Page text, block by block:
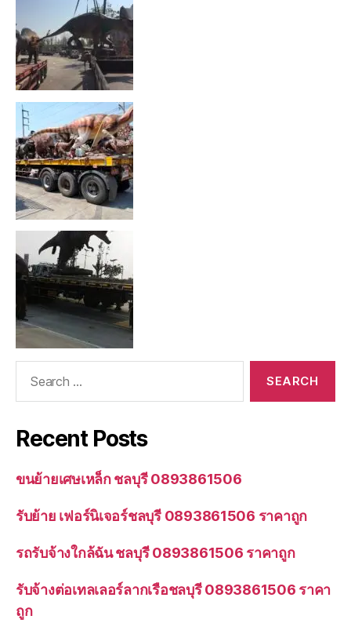
Recent Posts
ขนย้ายเศษเหล็ก ชลบุรี 0893861506
รับย้าย เฟอร์นิเจอร์ชลบุรี 0893861506 ราคาถูก
รถรับจ้างใกล้ฉัน ชลบุรี 0893861506 ราคาถูก
รับจ้างต่อเทลเลอร์ลากเรือชลบุรี 0893861506 ราคา
ถูก